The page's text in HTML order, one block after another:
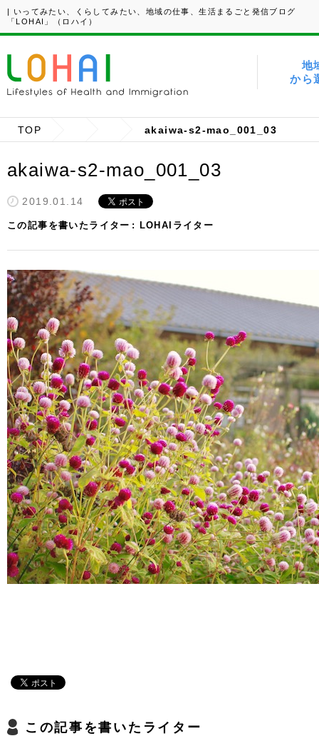
| いってみたい、くらしてみたい、地域の仕事、生活まるごと発信ブログ
「LOHAI」（ロハイ）
地
から
TOP akaiwa-s2-mao_001_03
akaiwa-s2-mao_001_03
2019.01.14
この記事を書いたライター LOHAIライター
この記事を書いたライター